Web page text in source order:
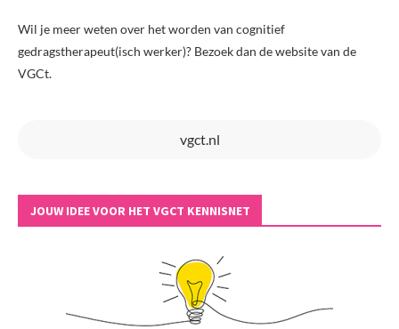
Wil je meer weten over het worden van cognitief
gedragstherapeut(isch werker)? Bezoek dan de website van de
VGCt.
vgct.nl
JOUW IDEE VOOR HET VGCT KENNISNET